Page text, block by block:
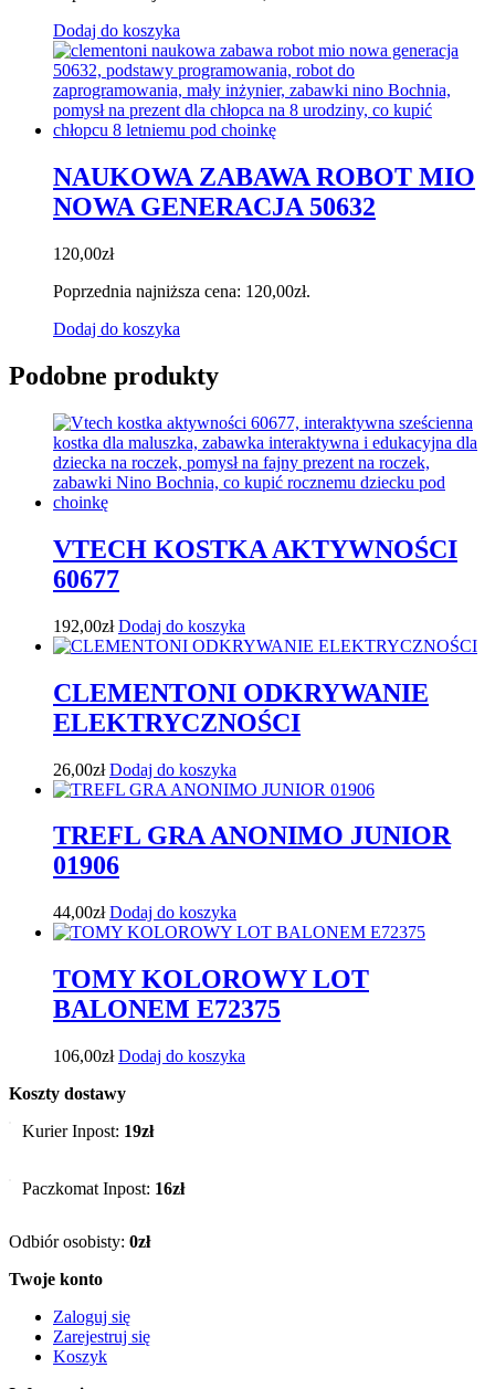
Dodaj do koszyka
NAUKOWA ZABAWA ROBOT MIO
NOWA GENERACJA 50632
120,00zł
Poprzednia najniższa cena: 120,00zł.
Dodaj do koszyka
Podobne produkty
VTECH KOSTKA AKTYWNOŚCI
60677
192,00zł Dodaj do koszyka
CLEMENTONI ODKRYWANIE
ELEKTRYCZNOŚCI
26,00zł Dodaj do koszyka
TREFL GRA ANONIMO JUNIOR
01906
44,00zł Dodaj do koszyka
TOMY KOLOROWY LOT
BALONEM E72375
106,00zł Dodaj do koszyka
Koszty dostawy
Kurier Inpost: 19zł
Paczkomat Inpost: 16zł
Odbiór osobisty: 0zł
Twoje konto
Zaloguj się
Zarejestruj się
Koszyk